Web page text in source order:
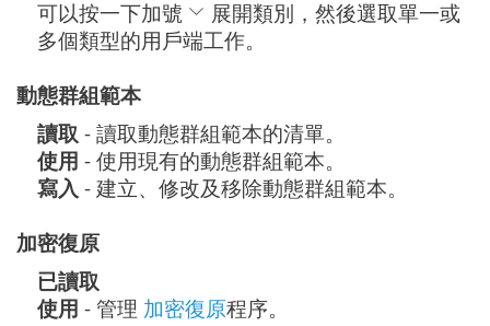
可以按一下加號
展開類別，然後選取單一或
多個類型的用戶端工作。
動態群組範本
讀取 - 讀取動態群組範本的清單。
使用 - 使用現有的動態群組範本。
寫入 - 建立、修改及移除動態群組範本。
加密復原
已讀取
使用 - 管理 加密復原程序。